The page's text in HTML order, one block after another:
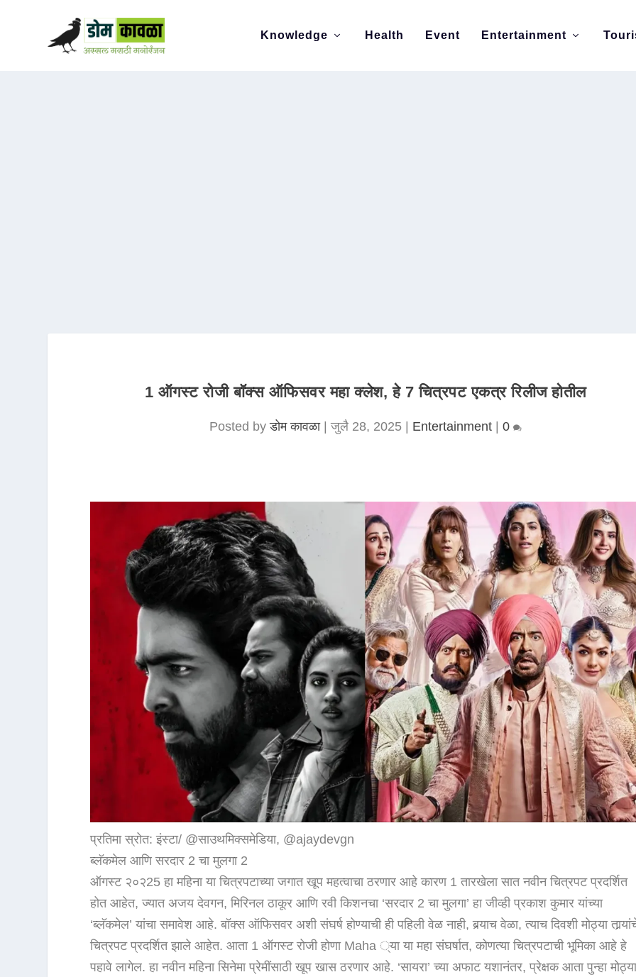
Knowledge Health Event Entertainment
1 ऑगस्ट रोजी बॉक्स ऑफिसवर महा क्लेश, हे 7 चित्रपट एकत्र रिलीज होतील
Posted byडोम कावळा|जुलै 28, 2025| Entertainment| 0
प्रतिमा स्रोत: इंस्टा/ @साउथमिक्समेडिया, @ajaydevgn
ब्लॅकमेल आणि सरदार 2 चा मुलगा 2
ऑगस्ट २०२25 हा महिना या चित्रपटाच्या जगात खूप महत्वाचा ठरणार आहे कारण 1 तारखेला सात नवीन चित्रपट प्रदर्शित
होत आहेत, ज्यात अजय देवगन, मिरिनल ठाकूर आणि रवी किशनचा ‘सरदार 2 चा मुलगा’ हा जीव्ही प्रकाश कुमार यांच्या
‘ब्लॅकमेल’ यांचा समावेश आहे. बॉक्स ऑफिसवर अशी संघर्ष होण्याची ही पहिली वेळ नाही, बर्‍याच वेळा, त्याच दिवशी मोठ्या
चित्रपट प्रदर्शित झाले आहेत. आता 1 ऑगस्ट रोजी होणा Maha ्या या महा संघर्षात, कोणत्या चित्रपटाची भूमिका आहे हे
पहावे लागेल. हा नवीन महिना सिनेमा प्रेमींसाठी खूप खास ठरणार आहे. ‘सायरा’ च्या अफाट यशानंतर, प्रेक्षक आता पुन्हा